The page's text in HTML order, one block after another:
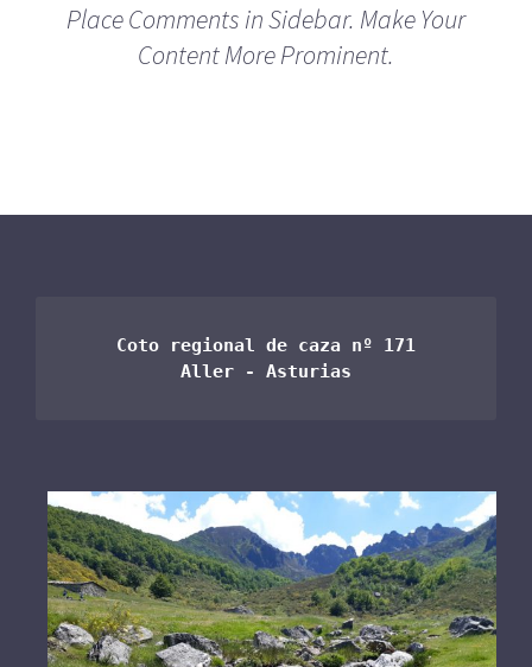
Place Comments in Sidebar. Make Your
Content More Prominent.
Coto regional de caza nº 171
Aller - Asturias